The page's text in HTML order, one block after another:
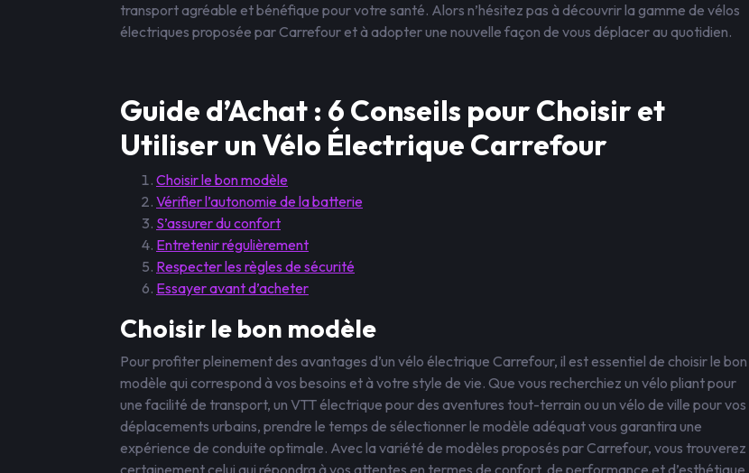
transport agréable et bénéfique pour votre santé. Alors n’hésitez pas à découvrir la gamme de vélos
électriques proposée par Carrefour et à adopter une nouvelle façon de vous déplacer au quotidien.
Guide d’Achat : 6 Conseils pour Choisir et
Utiliser un Vélo Électrique Carrefour
Choisir le bon modèle
Vérifier l’autonomie de la batterie
S’assurer du confort
Entretenir régulièrement
Respecter les règles de sécurité
Essayer avant d’acheter
Choisir le bon modèle
Pour profiter pleinement des avantages d’un vélo électrique Carrefour, il est essentiel de choisir le bon
modèle qui correspond à vos besoins et à votre style de vie. Que vous recherchiez un vélo pliant pour
une facilité de transport, un VTT électrique pour des aventures tout-terrain ou un vélo de ville pour vos
déplacements urbains, prendre le temps de sélectionner le modèle adéquat vous garantira une
expérience de conduite optimale. Avec la variété de modèles proposés par Carrefour, vous trouverez
certainement celui qui répondra à vos attentes en termes de confort, de performance et d’esthétique.